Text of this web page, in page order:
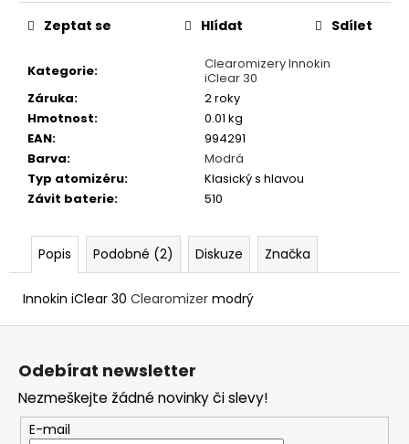
cena:
Kategorie:
Clearomizery Innokin
iClear 30
Záruka:
2 roky
Hmotnost:
0.01 kg
EAN:
994291
Barva:
Modrá
Typ atomizéru:
Klasický s hlavou
Závit baterie: 510
Zeptat se Hlídat Sdílet
Popis Podobné (2) Diskuze Značka
Innokin iClear 30 Clearomizer modrý
o
p
o
u
č
u
e
INNOKIN
0,8
-
ŽHAVÍCÍ
HLAVA
Z
Odebírat newsletter
Nezmeškejte žádné novinky či slevy!
E-mail